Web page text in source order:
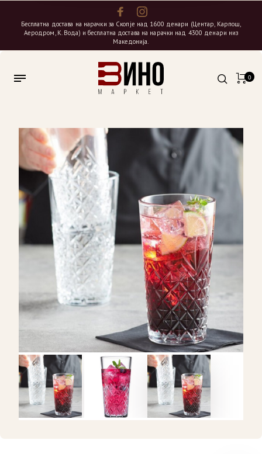
Бесплатна достава на нарачки за Скопје над 1600 денари (Центар, Карпош,
Аеродром, К. Вода) и бесплатна достава на нарачки над 4300 денари низ
Македонија.
0